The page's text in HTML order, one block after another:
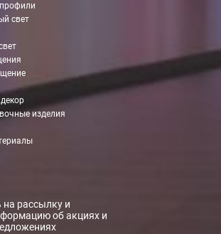
при сумме заказа от 7000 руб.
7000 руб. стоимость доставки 750 руб.
(за МКАД)
руб. стоимость доставки равна 30 руб.
7000 руб. стоимость доставки 750 руб. +
7000 руб. стоимость доставки
свет
изделия
рассылку и
об акциях и